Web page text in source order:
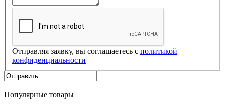
Отправляя заявку, вы соглашаетесь с политикой
конфиденциальности
Популярные товары